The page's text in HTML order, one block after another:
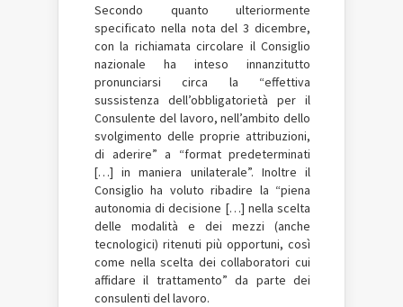
Secondo quanto ulteriormente
specificato nella nota del 3 dicembre,
con la richiamata circolare il Consiglio
nazionale ha inteso innanzitutto
pronunciarsi circa la “effettiva
sussistenza dell’obbligatorietà per il
Consulente del lavoro, nell’ambito dello
svolgimento delle proprie attribuzioni,
di aderire” a “format predeterminati
[…] in maniera unilaterale”. Inoltre il
Consiglio ha voluto ribadire la “piena
autonomia di decisione […] nella scelta
delle modalità e dei mezzi (anche
tecnologici) ritenuti più opportuni, così
come nella scelta dei collaboratori cui
affidare il trattamento” da parte dei
consulenti del lavoro.